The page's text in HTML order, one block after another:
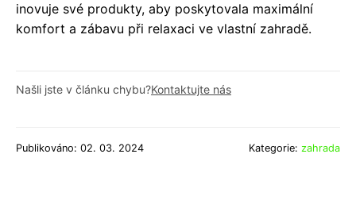
inovuje své produkty, aby poskytovala maximální
komfort a zábavu při relaxaci ve vlastní zahradě.
Našli jste v článku chybu?Kontaktujte nás
Publikováno: 02. 03. 2024 Kategorie: zahrada